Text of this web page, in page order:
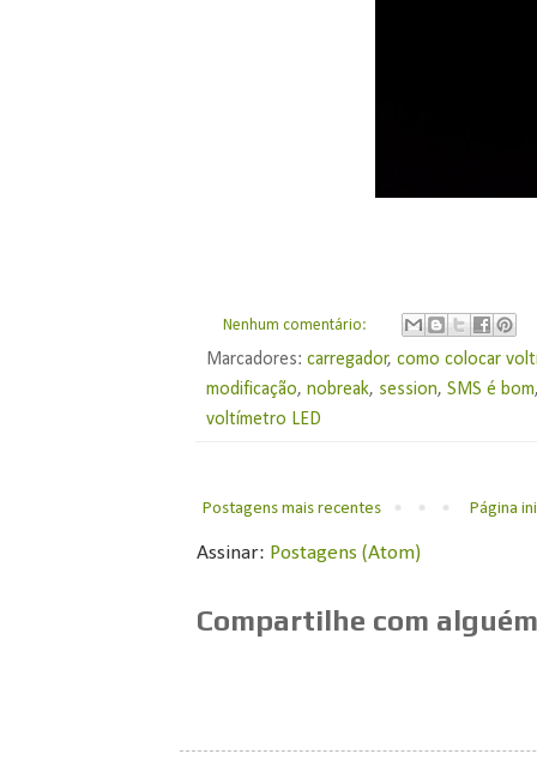
Nenhum comentário:
Marcadores:carregador,como colocar
modificação,nobreak, session,SMS é bom
voltímetro LED
Postagens mais recentes Página
Assinar: Postagens (Atom)
Compartilhe com